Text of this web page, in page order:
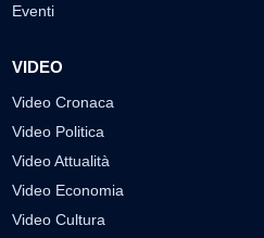
Eventi
VIDEO
Video Cronaca
Video Politica
Video Attualità
Video Economia
Video Cultura